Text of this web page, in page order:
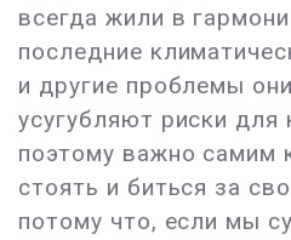
всегда жили в
последние
и другие проблемы
усугубляют риски
поэтому важно самим
стоять и биться за
потому что, если мы